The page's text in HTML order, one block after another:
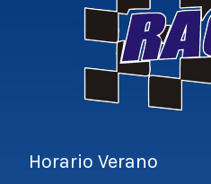
Horario Verano